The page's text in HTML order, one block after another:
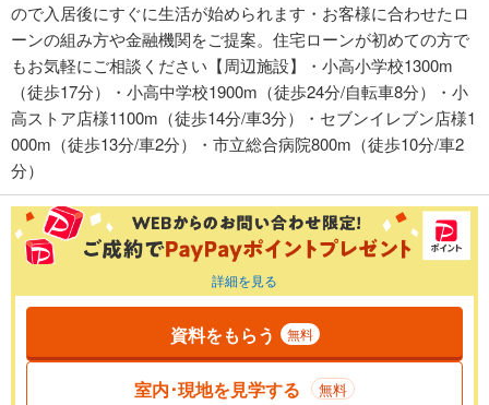
ので入居後にすぐに生活が始められます・お客様に合わせたロ
ーンの組み方や金融機関をご提案。住宅ローンが初めての方で
もお気軽にご相談ください【周辺施設】・小高小学校1300m
（徒歩17分）・小高中学校1900m（徒歩24分/自転車8分）・小
高ストア店様1100m（徒歩14分/車3分）・セブンイレブン店様1
000m（徒歩13分/車2分）・市立総合病院800m（徒歩10分/車2
分）
詳細を見る
資料をもらう 無料
室内･現地を見学する 無料